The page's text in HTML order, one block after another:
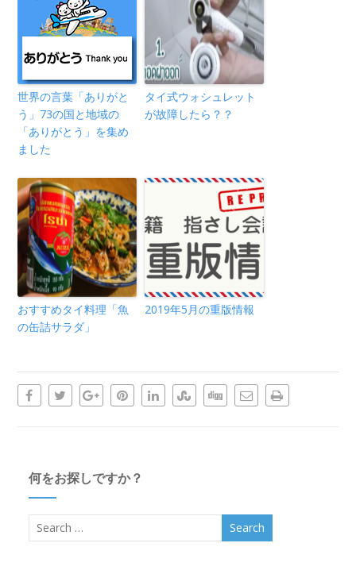
世界の言葉「ありがと
う」73の国と地域の
「ありがとう」を集め
ました
タイ式ウォシュレット
が故障したら？？
おすすめタイ料理「魚
の缶詰サラダ」
2019年5月の重版情報
何をお探しですか？